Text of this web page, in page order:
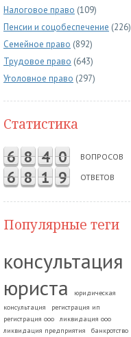
Налоговое право (109)
Пенсии и соцобеспечение (226)
Семейное право (892)
Трудовое право (643)
Уголовное право (297)
Статистика
6 8 4 0 ВОПРОСОВ
6 8 1 9 ОТВЕТОВ
Популярные теги
консультация
юриста
юридическая
консультация
регистрация ип
регистрация ооо
ликвидация ооо
ликвидация предприятия
банкротство